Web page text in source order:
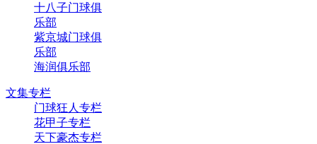
十八子门球俱
乐部
紫京城门球俱
乐部
海润俱乐部
文集专栏
门球狂人专栏
花甲子专栏
天下豪杰专栏